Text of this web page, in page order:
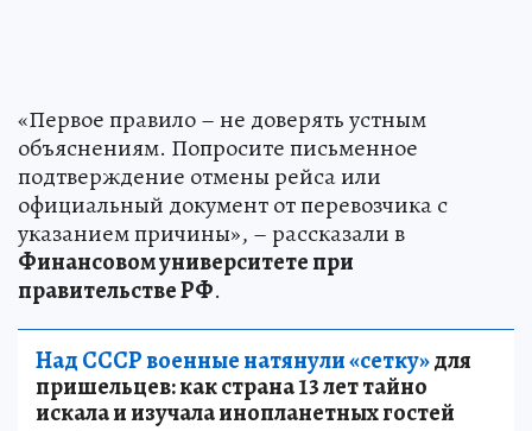
«Первое правило – не доверять устным
объяснениям. Попросите письменное
подтверждение отмены рейса или
официальный документ от перевозчика с
указанием причины», – рассказали в
Финансовом университете при
правительстве РФ.
Над СССР военные натянули «сетку»для
пришельцев: как страна 13 лет тайно
искала и изучала инопланетных гостей